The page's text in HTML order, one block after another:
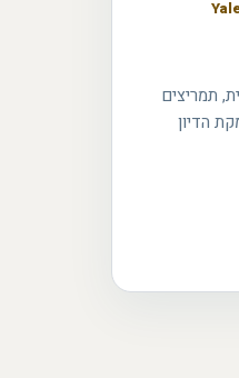
תמריצים
הדיון